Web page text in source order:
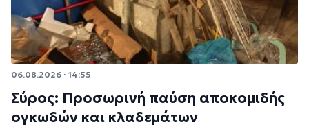
06.08.2026 · 14:55
Σύρος: Προσωρινή παύση αποκομιδής
ογκωδών και κλαδεμάτων